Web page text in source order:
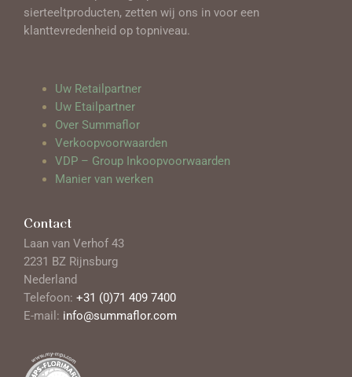
sierteeltproducten, zetten wij ons in voor een
klanttevredenheid op topniveau.
Uw Retailpartner
Uw Etailpartner
Over Summaflor
Verkoopvoorwaarden
VDP – Group Inkoopvoorwaarden
Manier van werken
Contact
Laan van Verhof 43
2231 BZ Rijnsburg
Nederland
Telefoon: +31 (0)71 409 7400
E-mail: info@summaflor.com